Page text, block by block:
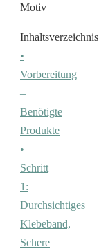
Inhaltsverzeichnis
•
Vorbereitung
–
Benötigte
Produkte
•
Schritt
1:
Durchsichtiges
Klebeband,
Schere